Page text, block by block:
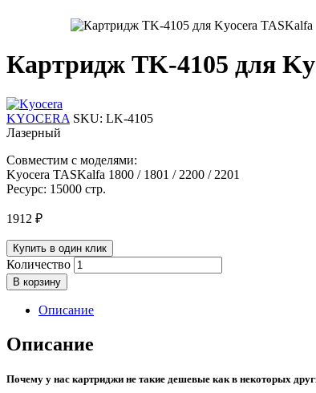
Картридж TK-4105 для
KYOCERA SKU: LK-4105
Лазерный
Совместим с моделями:
Kyocera TASKalfa 1800 / 1801 / 2200 / 2201
Ресурс: 15000 стр.
1912 ₽
Купить в один клик
Количество
В корзину
Описание
Описание
Почему у нас картриджи не такие дешевые как в некоторых